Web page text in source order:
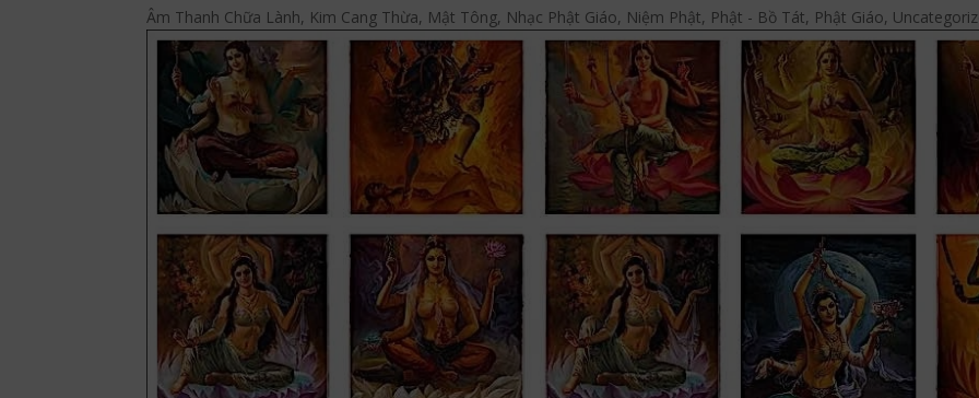
Âm Thanh Chữa Lành, Kim Cang Thừa, Mật Tông, Nhạc Phật Giáo, Niệm Phật, Phật - Bồ Tát, Phật Giáo,